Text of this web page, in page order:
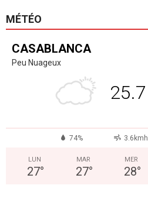
MÉTÉO
CASABLANCA
Peu Nuageux
25.7
74% 3.6kmh
LUN
27°
MAR
27°
MER
28°